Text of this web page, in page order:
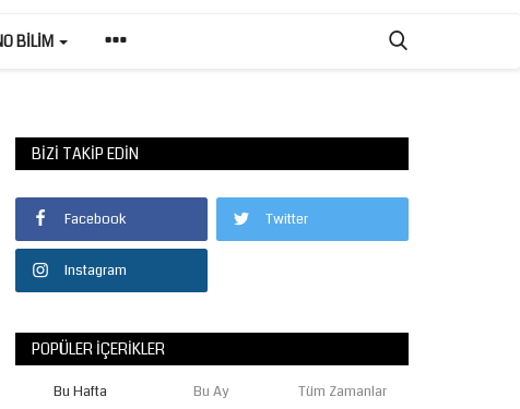
BILIM
BIZI TAKIP EDIN
Facebook Twitter
Instagram
POPÜLER İÇERIKLER
Bu Hafta Bu Ay Tüm Zamanlar